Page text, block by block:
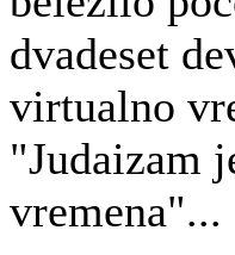
dvadeset
virtualno
"Judaizam
vremena"...